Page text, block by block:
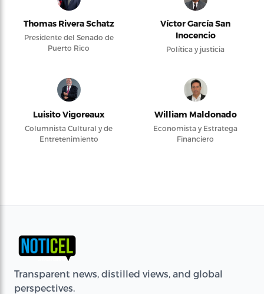
Thomas Rivera Schatz
Presidente del Senado de
Puerto Rico
Víctor García San
Inocencio
Política y justicia
Luisito Vigoreaux
Columnista Cultural y de
Entretenimiento
William Maldonado
Economista y Estratega
Financiero
Transparent news, distilled views, and global
perspectives.